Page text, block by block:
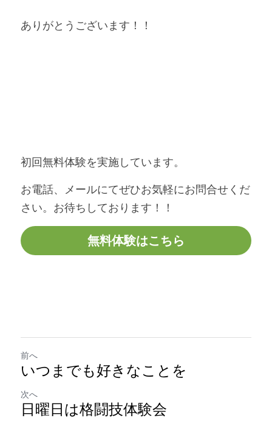
ありがとうございます！！
初回無料体験を実施しています。
お電話、メールにてぜひお気軽にお問合せくだ
さい。お待ちしております！！
無料体験はこちら
前へ
いつまでも好きなことを
次へ
日曜日は格闘技体験会